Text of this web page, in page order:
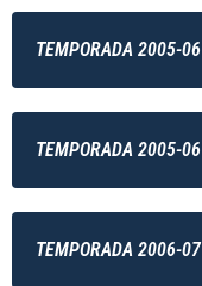
TEMPORADA 2005-06
TEMPORADA 2005-06
TEMPORADA 2006-07